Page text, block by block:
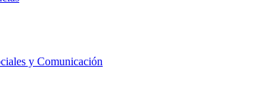
y Comunicación